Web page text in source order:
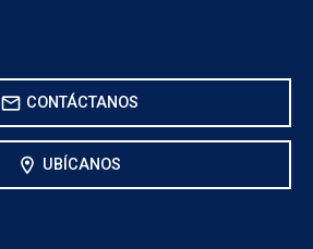
mail CONTÁCTANOS
location_on UBÍCANOS